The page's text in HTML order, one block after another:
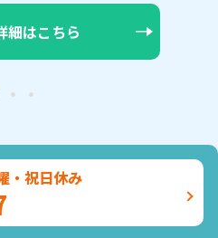
店詳細はこちら
・祝日休み